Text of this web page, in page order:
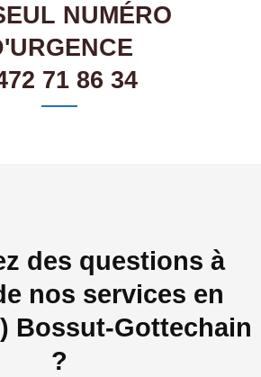
NUMÉRO
71 86 34
des questions à
nos services en
Bossut-Gottechain
?